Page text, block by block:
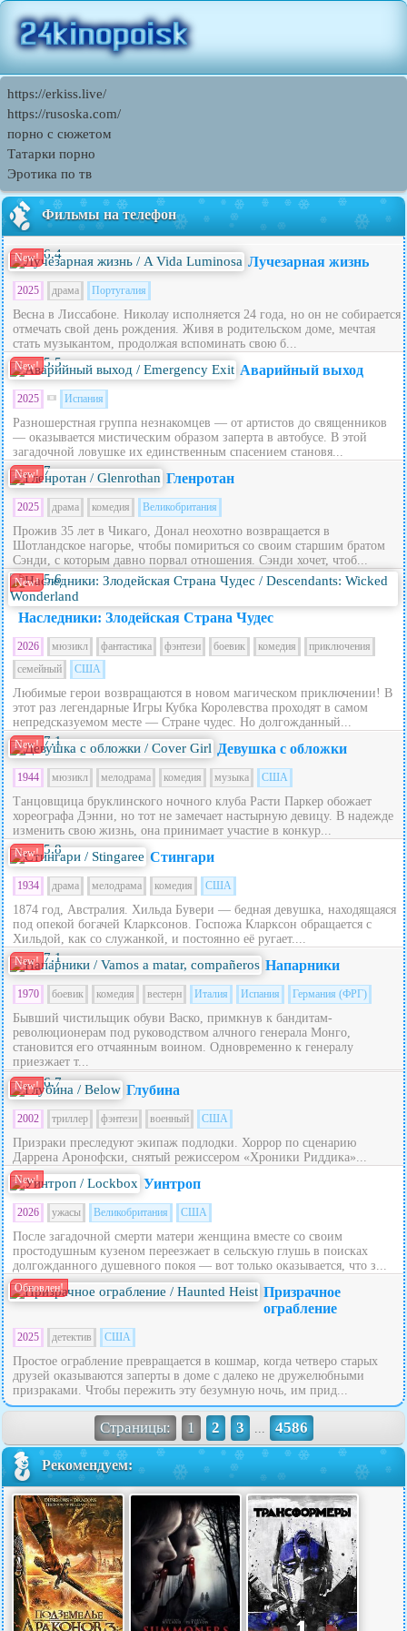
https://erkiss.live/
https://rusoska.com/
порно с сюжетом
Татарки порно
Эротика по тв
Фильмы на телефон
New! 6.4 Лучезарная жизнь
2025 драма Португалия
Весна в Лиссабоне. Николау исполняется 24 года, но он не собирается
отмечать свой день рождения. Живя в родительском доме, мечтая
стать музыкантом, продолжая вспоминать свою б...
New! 5.5 Аварийный выход
2025 Испания
Разношерстная группа незнакомцев — от артистов до священников
— оказывается мистическим образом заперта в автобусе. В этой
загадочной ловушке их единственным спасением становя...
New! 7 Гленротан
2025 драма комедия Великобритания
Прожив 35 лет в Чикаго, Донал неохотно возвращается в
Шотландское нагорье, чтобы помириться со своим старшим братом
Сэнди, с которым давно порвал отношения. Сэнди хочет, чтоб...
New! 5.6
Наследники: Злодейская Страна Чудес
2026 мюзикл фантастика фэнтези боевик комедия
приключения
семейный
США
Любимые герои возвращаются в новом магическом приключении! В
этот раз легендарные Игры Кубка Королевства проходят в самом
непредсказуемом месте — Стране чудес. Но долгожданный...
New! 7.1 Девушка с обложки
1944 мюзикл мелодрама комедия музыка США
Танцовщица бруклинского ночного клуба Расти Паркер обожает
хореографа Дэнни, но тот не замечает настырную девицу. В надежде
изменить свою жизнь, она принимает участие в конкур...
New! 5.8 Стингари
1934 драма мелодрама комедия США
1874 год, Австралия. Хильда Бувери — бедная девушка, находящаяся
под опекой богачей Кларксонов. Госпожа Кларксон обращается с
Хильдой, как со служанкой, и постоянно её ругает....
New! 7.1 Напарники
1970 боевик комедия вестерн Италия Испания Германия (ФРГ)
Бывший чистильщик обуви Васко, примкнув к бандитам-
революционерам под руководством алчного генерала Монго,
становится его отчаянным воином. Одновременно к генералу
приезжает т...
New! 6.7 Глубина
2002 триллер фэнтези военный США
Призраки преследуют экипаж подлодки. Хоррор по сценарию
Даррена Аронофски, снятый режиссером «Хроники Риддика»...
New! Уинтроп
2026 ужасы Великобритания США
После загадочной смерти матери женщина вместе со своим
простодушным кузеном переезжает в сельскую глушь в поисках
долгожданного душевного покоя — вот только оказывается, что з...
Обновлен!
Призрачное
ограбление
2025 детектив США
Простое ограбление превращается в кошмар, когда четверо старых
друзей оказываются заперты в доме с далеко не дружелюбными
призраками. Чтобы пережить эту безумную ночь, им прид...
Страницы: 1 2 3 ... 4586
Рекомендуем: